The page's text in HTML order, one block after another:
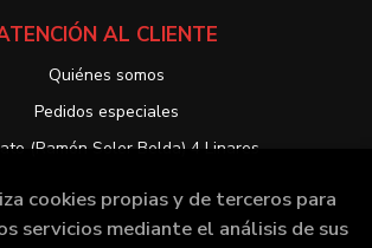
AL CLIENTE
Quiénes somos
Pedidos especiales
(Ramón Soler Belda) 4 Linares
cookies propias y de terceros para
servicios mediante el análisis de sus